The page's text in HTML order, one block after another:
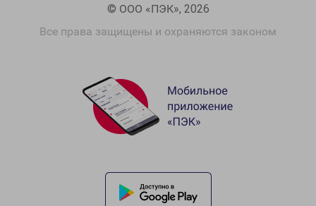
© ООО «ПЭК», 2026
Все права защищены и охраняются законом